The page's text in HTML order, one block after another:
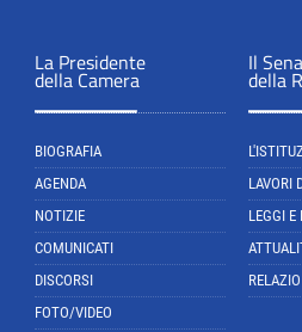
La Presidente
della Camera
BIOGRAFIA
AGENDA
NOTIZIE
COMUNICATI
DISCORSI
FOTO/VIDEO
Il
della
LAVORI
LEGGI E